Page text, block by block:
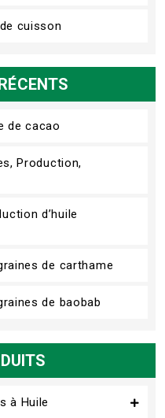
cuisson
de cacao
Production,
d’huile
de carthame
de baobab
à Huile